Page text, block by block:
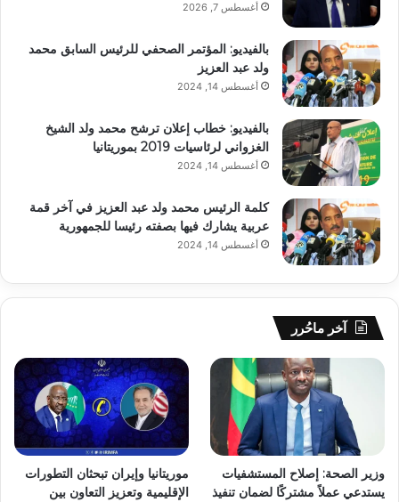
أغسطس 7, 2026
بالفيديو: المؤتمر الصحفي للرئيس السابق محمد
ولد عبد العزيز
أغسطس 14, 2024
بالفيديو: خطاب إعلان ترشح محمد ولد الشيخ
الغزواني لرئاسيات 2019 بموريتانيا
أغسطس 14, 2024
كلمة الرئيس محمد ولد عبد العزيز في آخر قمة
عربية يشارك فيها بصفته رئيسا للجمهورية
أغسطس 14, 2024
آخر ماحُرر
وزير الصحة: إصلاح المستشفيات
يستدعي عملاً مشتركًا لضمان تنفيذ
موريتانيا وإيران تبحثان التطورات
الإقليمية وتعزيز التعاون بين